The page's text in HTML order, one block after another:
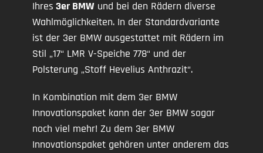
Ihres 3er BMW und bei den Rädern diverse
Wahlmöglichkeiten. In der Standardvariante
ist der 3er BMW ausgestattet mit Rädern im
Stil „17“ LMR V-Speiche 778“ und der
Polsterung „Stoff Hevelius Anthrazit“.
In Kombination mit dem 3er BMW
Innovationspaket kann der 3er BMW sogar
noch viel mehr! Zu dem 3er BMW
Innovationspaket gehören unter anderem das